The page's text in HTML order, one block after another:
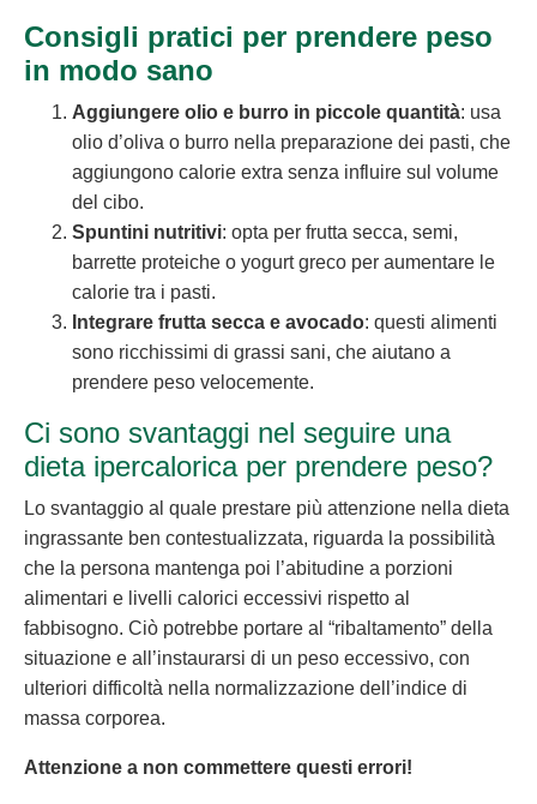
Consigli pratici per prendere peso
in modo sano
Aggiungere olio e burro in piccole quantità: usa
olio d’oliva o burro nella preparazione dei pasti, che
aggiungono calorie extra senza influire sul volume
del cibo.
Spuntini nutritivi: opta per frutta secca, semi,
barrette proteiche o yogurt greco per aumentare le
calorie tra i pasti.
Integrare frutta secca e avocado: questi alimenti
sono ricchissimi di grassi sani, che aiutano a
prendere peso velocemente.
Ci sono svantaggi nel seguire una
dieta ipercalorica per prendere peso?
Lo svantaggio al quale prestare più attenzione nella dieta
ingrassante ben contestualizzata, riguarda la possibilità
che la persona mantenga poi l’abitudine a porzioni
alimentari e livelli calorici eccessivi rispetto al
fabbisogno. Ciò potrebbe portare al “ribaltamento” della
situazione e all’instaurarsi di un peso eccessivo, con
ulteriori difficoltà nella normalizzazione dell’indice di
massa corporea.
Attenzione a non commettere questi errori!